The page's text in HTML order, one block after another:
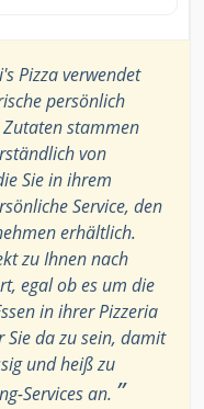
Pizza verwendet
persönlich
stammen
von
Sie in ihrem
Service, den
erhältlich.
zu Ihnen nach
egal ob es um die
in ihrer Pizzeria
Sie da zu sein, damit
und heiß zu
Services an. ”